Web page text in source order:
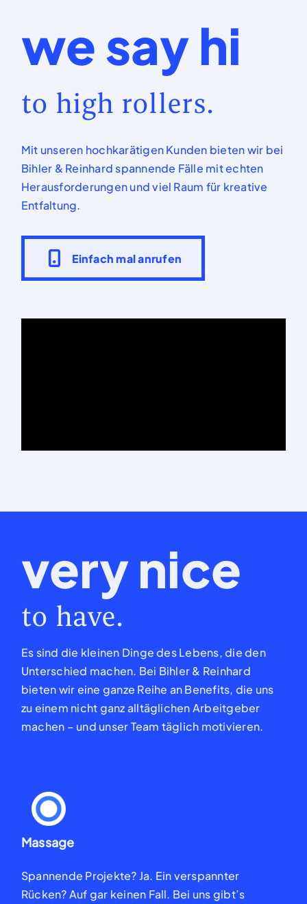
we say hi
to high rollers.
Mit unseren hochkarätigen Kunden bieten wir bei
Bihler & Reinhard spannende Fälle mit echten
Herausforderungen und viel Raum für kreative
Entfaltung.
Einfach mal anrufen
very nice
to have.
Es sind die kleinen Dinge des Lebens, die den
Unterschied machen. Bei Bihler & Reinhard
bieten wir eine ganze Reihe an Benefits, die uns
zu einem nicht ganz alltäglichen Arbeitgeber
machen – und unser Team täglich motivieren.
Massage
Spannende Projekte? Ja. Ein verspannter
Rücken?Auf gar keinen Fall. Bei unsgibt’s